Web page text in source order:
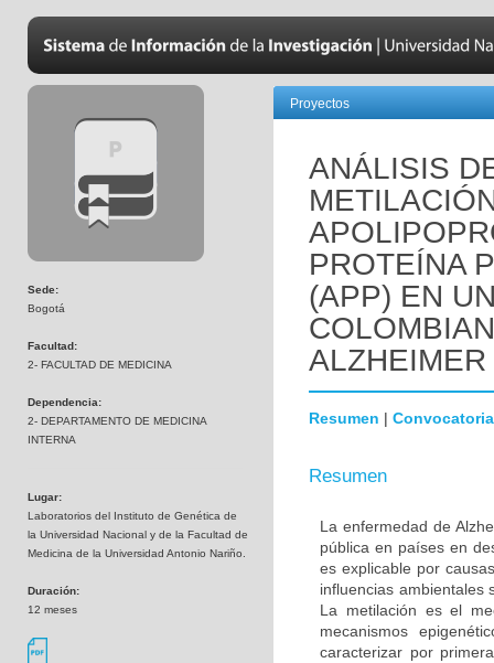
Sede:
Bogotá
Facultad:
2- FACULTAD DE MEDICINA
Dependencia:
2- DEPARTAMENTO DE MEDICINA
INTERNA
Lugar:
Laboratorios del Instituto de Genética de
la Universidad Nacional y de la Facultad de
Medicina de la Universidad Antonio Nariño.
Duración:
12 meses
Proyectos
ANÁLISIS
PROTEÍNA
(APP) EN
ALZHEIMER
Resumen | Convocatoria
Resumen
La enfermedad de
pública en países en
es explicable por
influencias ambientales
La metilación es el
mecanismos
caracterizar por